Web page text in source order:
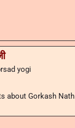
yogi
about Gorkash Nath